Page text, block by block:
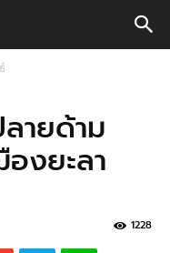
ายด้าม
งยะลา
1228